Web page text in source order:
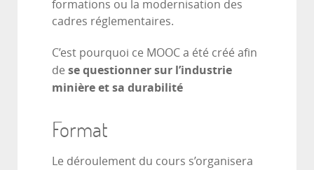
formations ou la modernisation des
cadres réglementaires.
C’est pourquoi ce MOOC a été créé afin
de se questionner sur l’industrie
minière et sa durabilité
Format
Le déroulement du cours s’organisera